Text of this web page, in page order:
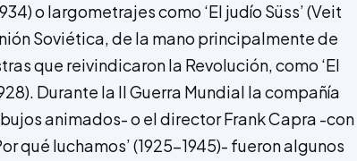
o largometrajes como ‘El judío Süss’ (Veit
Soviética, de la mano principalmente de
que reivindicaron la Revolución, como ‘El
Durante la II Guerra Mundial la compañía
animados- o el director Frank Capra -con
qué luchamos’ (1925-1945)- fueron algunos